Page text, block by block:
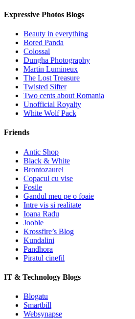
Expressive Photos Blogs
Beauty in everything
Bored Panda
Colossal
Dungha Photography
Martin Lumineux
The Lost Treasure
Twisted Sifter
Two cents about Romania
Unofficial Royalty
White Wolf Pack
Friends
Antic Shop
Black & White
Brontozaurel
Copacul cu vise
Fosile
Gandul meu pe o foaie
Intre vis si realitate
Ioana Radu
Jooble
Krossfire’s Blog
Kundalini
Pandhora
Piratul cinefil
IT & Technology Blogs
Blogatu
Smartbill
Websynapse